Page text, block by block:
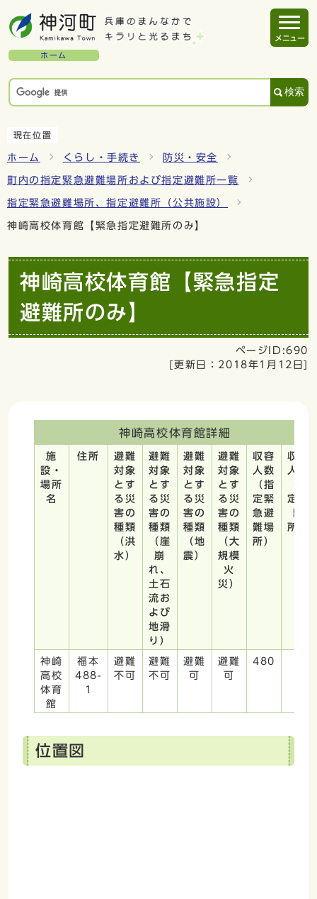
ホーム
検索
メニュー
現在位置
ホーム くらし・手続き 防災・安全
町内の指定緊急避難場所および指定避難所一覧
指定緊急避難場所、指定避難所（公共施設）
神崎高校体育館【緊急指定避難所のみ】
神崎高校体育館【緊急指定
避難所のみ】
ページID:690
[更新日： 2018年1月12日]
神崎高校体育館詳細
施
設・
場所
名
住所
避難
対象
とす
る災
害の
種類
（洪
水）
避難
対象
とす
る災
害の
種類
（崖
崩
れ、
土石
流お
よび
地滑
り）
避難
対象
とす
る災
害の
種類
（地
震）
避難
対象
とす
る災
害の
種類
（大
規模
火
災）
収容
人数
（指
定緊
急避
難場
所）
収容
人数
定避
難
所）
神崎
高校
体育
館
福本
488-
1
避難
不可
避難
不可
避難
可
避難
可
480
位置図